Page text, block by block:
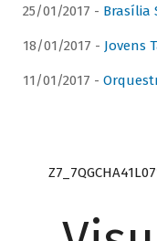
25/01/2017 - Brasília
18/01/2017 - Jovens
11/01/2017 -